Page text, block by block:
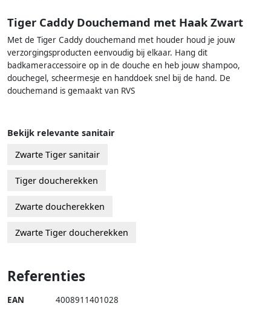
Tiger Caddy Douchemand met Haak Zwart
Met de Tiger Caddy douchemand met houder houd je jouw
verzorgingsproducten eenvoudig bij elkaar. Hang dit
badkameraccessoire op in de douche en heb jouw shampoo,
douchegel, scheermesje en handdoek snel bij de hand. De
douchemand is gemaakt van RVS
Bekijk relevante sanitair
Zwarte Tiger sanitair
Tiger doucherekken
Zwarte doucherekken
Zwarte Tiger doucherekken
Referenties
EAN 4008911401028